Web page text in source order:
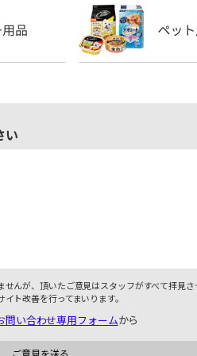
い
せんが、頂いたご意見はスタッフがすべて拝見
ト改善を行ってまいります。
問い合わせ専用フォームから